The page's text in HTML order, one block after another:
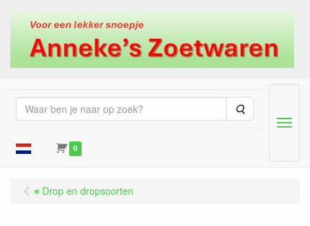
Zoeken
0
Menu
≡ Drop en dropsoorten